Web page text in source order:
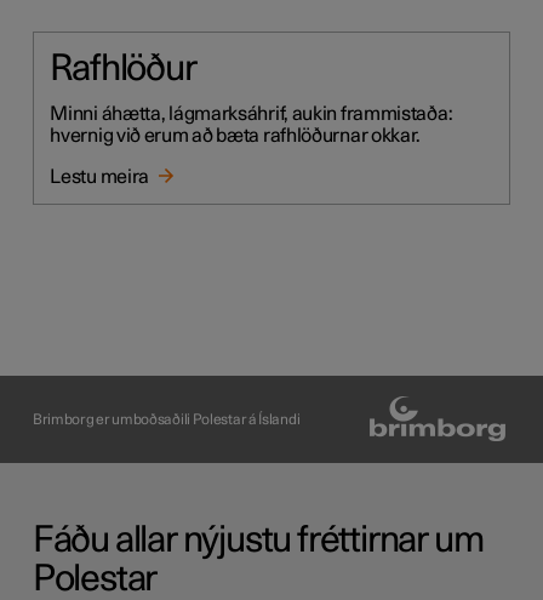
Rafhlöður
Minni áhætta, lágmarksáhrif, aukin frammistaða:
hvernig við erum að bæta rafhlöðurnar okkar.
Lestu meira
Brimborg er umboðsaðili Polestar á Íslandi
Fáðu allar nýjustu fréttirnar um
Polestar